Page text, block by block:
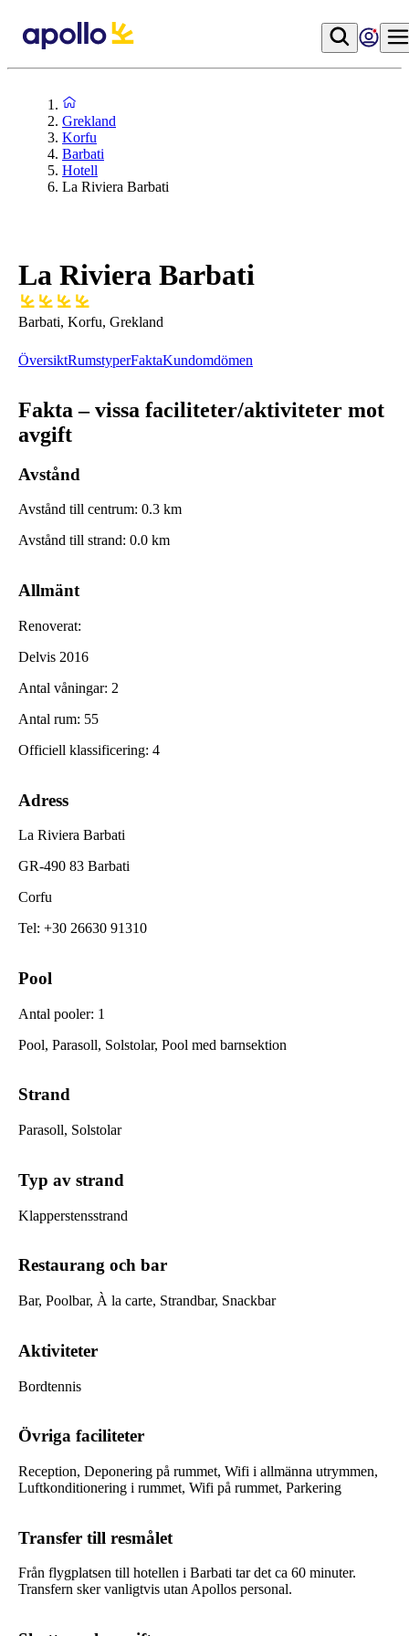
Grekland
Korfu
Barbati
Hotell
La Riviera Barbati
La Riviera Barbati
Barbati, Korfu, Grekland
ÖversiktRumstyperFaktaKundomdömen
Fakta – vissa faciliteter/aktiviteter mot
avgift
Avstånd
Avstånd till centrum: 0.3 km
Avstånd till strand: 0.0 km
Allmänt
Renoverat:
Delvis 2016
Antal våningar: 2
Antal rum: 55
Officiell klassificering: 4
Adress
La Riviera Barbati
GR-490 83 Barbati
Corfu
Tel: +30 26630 91310
Pool
Antal pooler: 1
Pool, Parasoll, Solstolar, Pool med barnsektion
Strand
Parasoll, Solstolar
Typ av strand
Klapperstensstrand
Restaurang och bar
Bar, Poolbar, À la carte, Strandbar, Snackbar
Aktiviteter
Bordtennis
Övriga faciliteter
Reception, Deponering på rummet, Wifi i allmänna utrymmen,
Luftkonditionering i rummet, Wifi på rummet, Parkering
Transfer till resmålet
Från flygplatsen till hotellen i Barbati tar det ca 60 minuter.
Transfern sker vanligtvis utan Apollos personal.